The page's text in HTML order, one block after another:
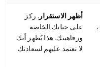
أظهر الاستقرار.ركز
على حياتك الخاصة
ورفاهيتك. هذا يُظهر أنك
لا تعتمد عليهم لسعادتك.